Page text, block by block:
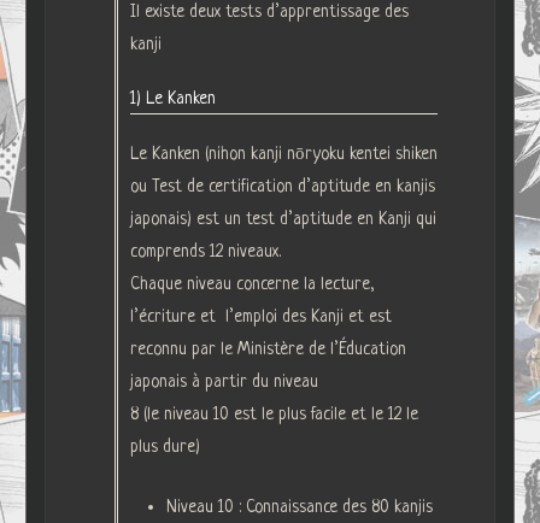
Il existe deux tests d’apprentissage des
kanji
1) Le Kanken
Le Kanken (nihon kanji nōryoku kentei shiken
ou Test de certification d’aptitude en kanjis
japonais) est un test d’aptitude en Kanji qui
comprends 12 niveaux.
Chaque niveau concerne la lecture,
l’écriture et l’emploi des Kanji et est
reconnu par le Ministère de l’Éducation
japonais à partir du niveau
8 (le niveau 10 est le plus facile et le 12 le
plus dure)
Niveau 10 : Connaissance des 80 kanjis